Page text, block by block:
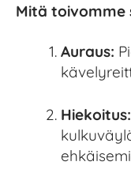
Mitä toivomme
Auraus:
Hiekoitus: